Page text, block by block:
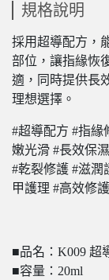
規格說明
採用超導配方，
部位，讓指緣恢
適，同時提供長
理想選擇。
#超導配方 #指緣
嫩光滑 #長效保
#乾裂修護 #滋潤
甲護理 #高效修
■品名：K009 超
■容量：20ml